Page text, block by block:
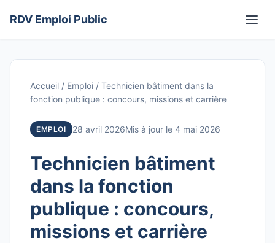
RDV Emploi Public
Accueil / Emploi / Technicien bâtiment dans la
fonction publique : concours, missions et carrière
EMPLOI 28 avril 2026Mis à jour le 4 mai 2026
Technicien bâtiment
dans la fonction
publique : concours,
missions et carrière